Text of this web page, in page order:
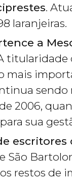
.
laranjeiras.
a
titularidade
mais
sendo
2006,
sua
escritores
São
restos de